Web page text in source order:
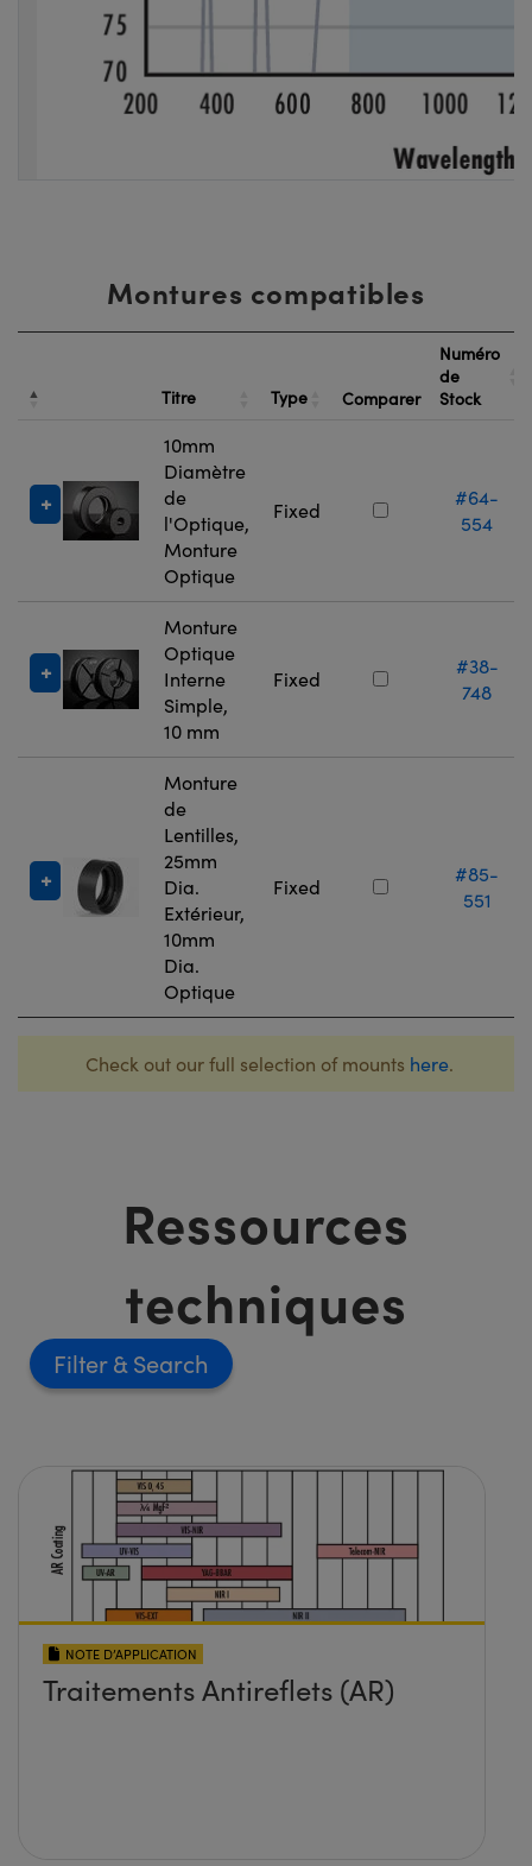
Montures compatibles
Titre Type Comparer
Numéro
de
Stock
10mm
Diamètre
de
l'Optique,
Monture
Optique
Fixed
#64-
554
Monture
Optique
Interne
Simple,
10 mm
Fixed
#38-
748
Monture
de
Lentilles,
25mm
Dia.
Extérieur,
10mm
Dia.
Optique
Fixed
#85-
551
Check out our full selection of mounts here.
Ressources
techniques
Filter
NOTE D’APPLICATION
Traitements Antireflets (AR)